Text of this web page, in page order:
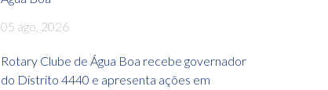
05 ago, 2026
Rotary Clube de Água Boa recebe governador
do Distrito 4440 e apresenta ações em